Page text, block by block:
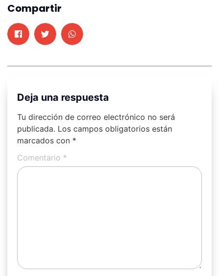
Compartir
Deja una respuesta
Tu dirección de correo electrónico no será
publicada. Los campos obligatorios están
marcados con *
Comentario *